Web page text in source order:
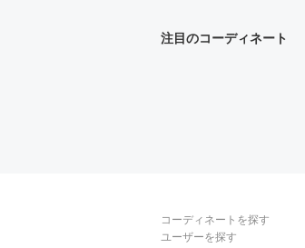
注目のコーディネート
コーディネートを探す
ユーザーを探す